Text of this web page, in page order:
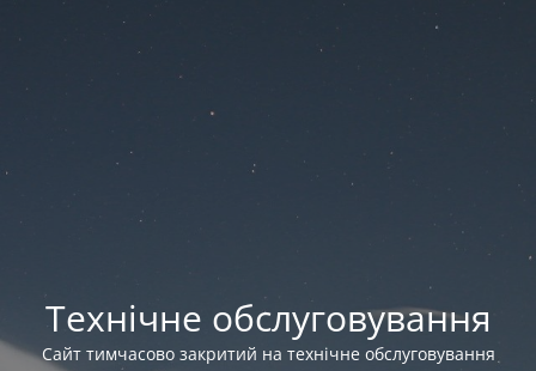
Технічне обслуговування
Сайт тимчасово закритий на технічне обслуговування